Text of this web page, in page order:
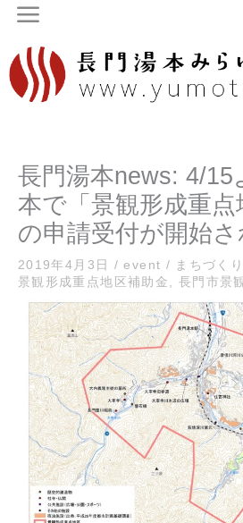
容
を
長門湯本news: 4/15
本で「景観形成重点
の申請受付が開始さ
2019年4月3日 /event / まちづくり
景観形成重点地区補助金
長門市景